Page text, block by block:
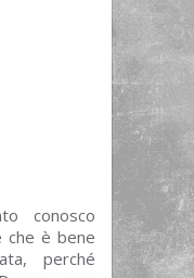
conosco
che è bene
perché